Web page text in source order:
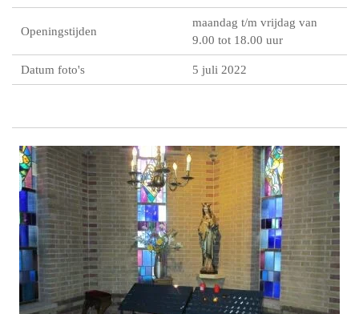
Openingstijden
maandag t/m vrijdag van
9.00 tot 18.00 uur
Datum foto's 5 juli 2022